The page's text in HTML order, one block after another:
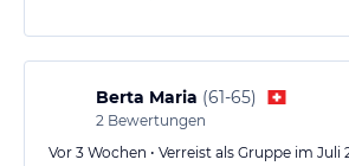
Eisbrunnen, Alpin- Fresh und Kneipp-
Hinweis: Allgemeine und unverbindliche
willkommen und bestens betreut.
beim letzten Mal ein großes
frisch, abwechslungsreich und jeden
Ein Hotel, das…
Berta Maria (61-65)
2 Bewertungen
Vor 3 Wochen • Verreist als Gruppe im Juli